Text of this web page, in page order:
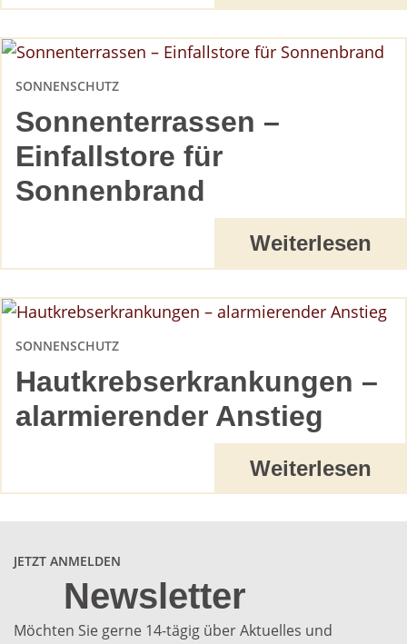
Sonnenterrassen –
Einfallstore für
Sonnenbrand
SONNENSCHUTZ
Weiterlesen
Hautkrebserkrankungen –
alarmierender Anstieg
SONNENSCHUTZ
Weiterlesen
JETZT ANMELDEN
Newsletter
Möchten Sie gerne 14-tägig über Aktuelles und